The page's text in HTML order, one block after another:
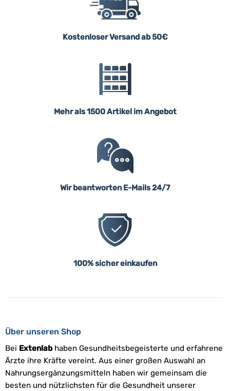
Kostenloser Versand ab 50€
Mehr als 1500 Artikel im Angebot
Wir beantworten E-Mails 24/7
100% sicher einkaufen
Über unseren Shop
Bei Extenlabhaben Gesundheitsbegeisterte und erfahrene
Ärzte ihre Kräfte vereint. Aus einer großen Auswahl an
Nahrungsergänzungsmitteln haben wir gemeinsam die
besten und nützlichsten für die Gesundheit unserer